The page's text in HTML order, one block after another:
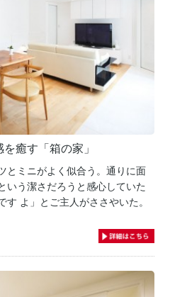
癒す「箱の家」
とミニがよく似合う。通りに面
いう潔さだろうと感心していた
す よ」とご主人がささやいた。